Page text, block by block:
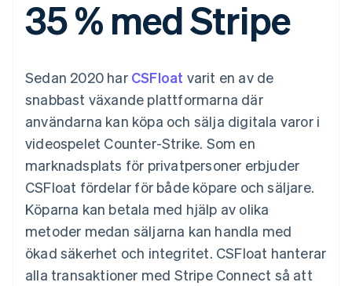
Link
Accelererad kassaprocess
Recognition
Automatiserad
redovisning
rapporter
Data Pipeline
Datasynkronisering
Mer
Product roadmap
Se vad som kommer härnäst
Radar
Bedrägeribekämpning
Bolagsbildning för startups
Plattformar
SaaS
AI-företag
Kreatörsekonomi
Spel
Besöksnäring, resor
och fritid
Försäkringsbolag
Media och
Ideella organisationer
Professionella tjänster
Offentlig sektor
Detaljhandel
Erbjud
användningsbaserad
fakturering
Tillhandahåll och
hantera tjänster med
agenter
Resurser
Appintegrationer
Utvecklarblogg
API-status
Produktplan
Karriärer
Nyhetsrum
Stripe Press
Kontakt
Kontakta säljteamet
Bli partner
35 % med Stripe
Sedan 2020 har CSFloat varit en av de
snabbast växande plattformarna där
användarna kan köpa och sälja digitala varor i
videospelet Counter-Strike. Som en
marknadsplats för privatpersoner erbjuder
CSFloat fördelar för både köpare och säljare.
Köparna kan betala med hjälp av olika
metoder medan säljarna kan handla med
ökad säkerhet och integritet. CSFloat hanterar
alla transaktioner med Stripe Connect så att